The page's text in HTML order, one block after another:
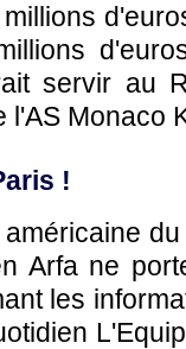
servir au
l'AS Monaco
!
Arfa ne
les